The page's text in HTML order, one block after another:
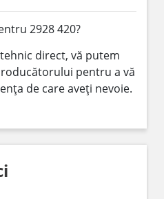
2928 420?
direct, vă putem
pentru a vă
de care aveți nevoie.